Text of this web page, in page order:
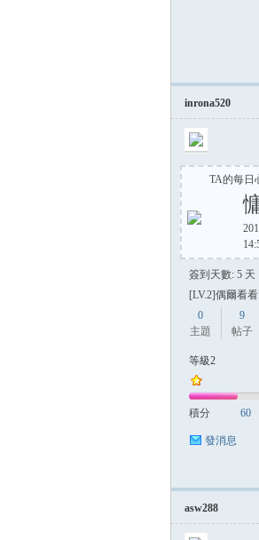
inrona520
TA的每日
簽到天數: 5 天
[LV.2]偶爾看
0
主題
9
帖子
等級2
積分 60
發消息
asw288